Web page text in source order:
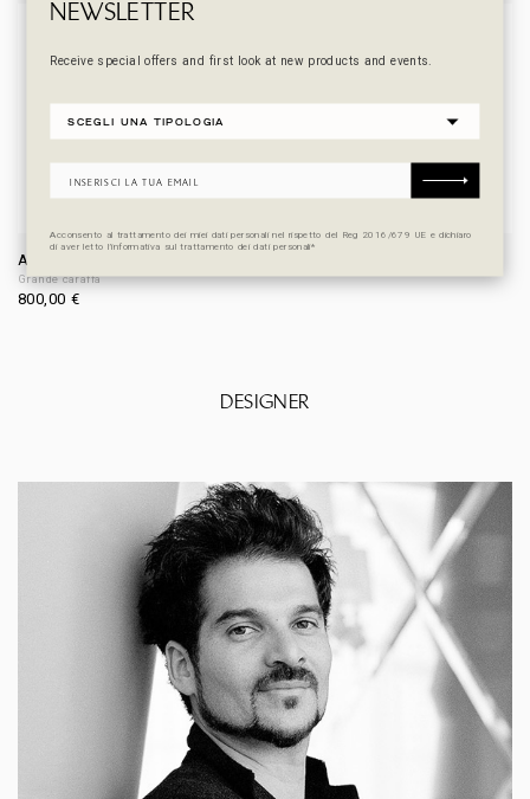
AUGUSTUS
Grande caraffa
800,00 €
DESIGNER
NEWSLETTER
Receive special offers and first look at new products and events.
Acconsento al trattamento dei miei dati personali nel rispetto del Reg 2016/679 UE e dichiaro
di aver letto l’informativa sul trattamento dei dati personali*